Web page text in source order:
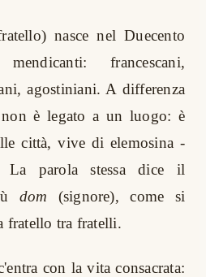
nasce nel Duecento
francescani,
agostiniani. A differenza
è legato a un luogo: è
città, vive di elemosina -
La parola stessa dice il
dom (signore), come si
fratello tra fratelli.
con la vita consacrata: